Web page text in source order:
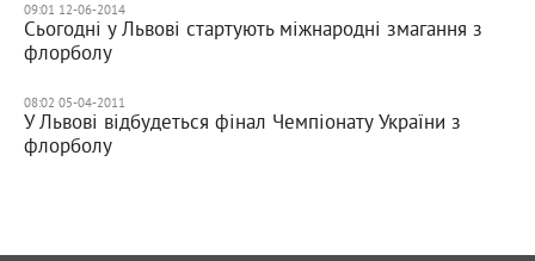
09:01 12-06-2014
Сьогодні у Львові стартують міжнародні змагання з
флорболу
08:02 05-04-2011
У Львові відбудеться фінал Чемпіонату України з
флорболу